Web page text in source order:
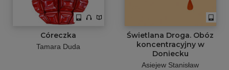
Córeczka
Tamara Duda
Świetlana Droga. Obóz
koncentracyjny w
Doniecku
Asiejew Stanisław